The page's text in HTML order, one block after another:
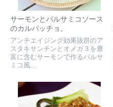
サーモンとバルサミコソース
のカルパッチョ。
アンチエイジング効果抜群のア
スタキサンチンとオメガ３を豊
富に含むサーモンで作るバルサ
ミコ風...